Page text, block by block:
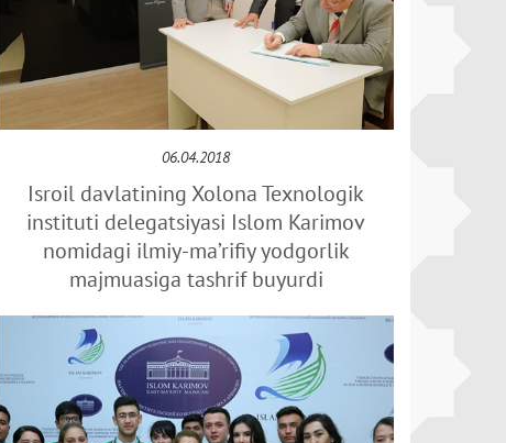
06.04.2018
Isroil davlatining Xolona Texnologik
instituti delegatsiyasi Islom Karimov
nomidagi ilmiy-ma’rifiy yodgorlik
majmuasiga tashrif buyurdi